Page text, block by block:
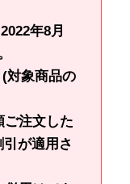
年8月
対象商品の
ご注文した
が適用さ